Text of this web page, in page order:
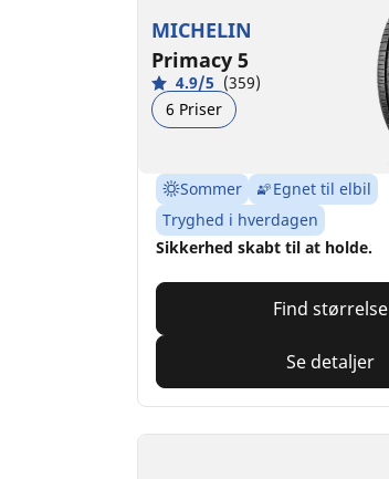
MICHELIN
Primacy 5
4.9/5 (359)
6 Priser
Sommer
Egnet til elbil
Tryghed i hverdagen
Sikkerhed skabt til at holde.
Find størrelse
Se detaljer